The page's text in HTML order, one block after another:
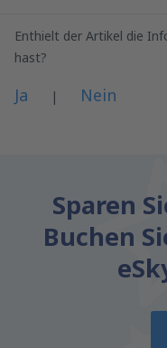
Enthielt der Artikel die
hast?
Ja | Nein
Enthält fehlerhafte
Schöpft das Thema
Sparen
Buchen